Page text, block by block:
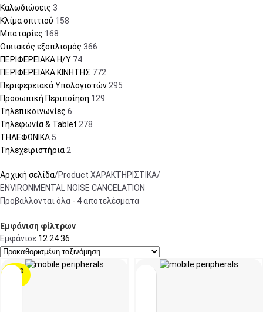
Καλωδιώσεις 3
Κλίμα σπιτιού 158
Μπαταρίες 168
Οικιακός εξοπλισμός 366
ΠΕΡΙΦΕΡΕΙΑΚΑ Η/Υ 74
ΠΕΡΙΦΕΡΕΙΑΚΑ ΚΙΝΗΤΗΣ 772
Περιφερειακά Υπολογιστών 295
Προσωπική Περιποίηση 129
Τηλεπικοινωνίες 6
Τηλεφωνία & Tablet 278
ΤΗΛΕΦΩΝΙΚΑ 5
Τηλεχειριστήρια 2
Αρχική σελίδα Product ΧΑΡΑΚΤΗΡΙΣΤΙΚΑ
ENVIRONMENTAL NOISE CANCELATION
Προβάλλονται όλα - 4 αποτελέσματα
Εμφάνιση φίλτρων
Εμφάνισε 12 2436
SOLD
OUT